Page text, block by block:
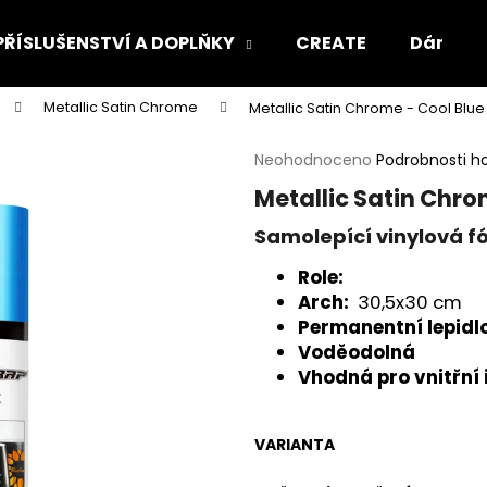
A DOPLŇKY CREATE
Metallic Satin Chrome Metallic Satin Chrome - Cool Blue
Průměrné
produktu
0,0
hvězdiček.
Neohodnoceno Podrobnosti
Metallic Satin
Samolepící vinylová
Role:
Arch: 30,5x30 cm
Permanentní
Voděodolná
Vhodná pro vnitřní
VARIANTA
Co potřebujete najít?
HLEDAT